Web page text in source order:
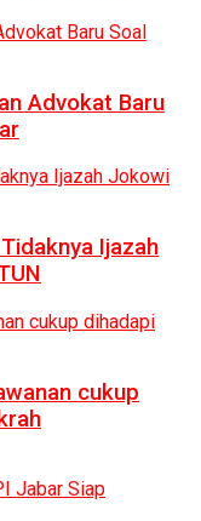
Advokat Baru
Ijazah
cukup